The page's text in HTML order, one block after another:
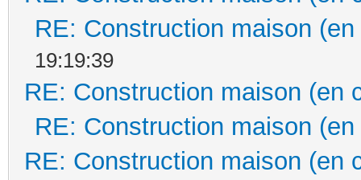
RE: Construction maison
19:19:39
RE: Construction maison (en
RE: Construction maison
RE: Construction maison (en